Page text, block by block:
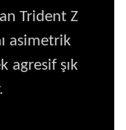
Trident Z
asimetrik
agresif şık